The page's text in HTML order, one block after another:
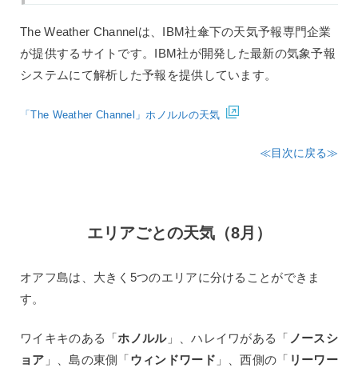
The Weather Channelは、IBM社傘下の天気予報専門企業
が提供するサイトです。IBM社が開発した最新の気象予報
システムにて解析した予報を提供しています。
「The Weather Channel」ホノルルの天気
≪目次に戻る≫
エリアごとの天気（8月）
オアフ島は、大きく5つのエリアに分けることができま
す。
ワイキキのある「ホノルル」、ハレイワがある「 ノースシ
ョア 」、島の東側「ウィンドワード 」、西側の「 リーワー